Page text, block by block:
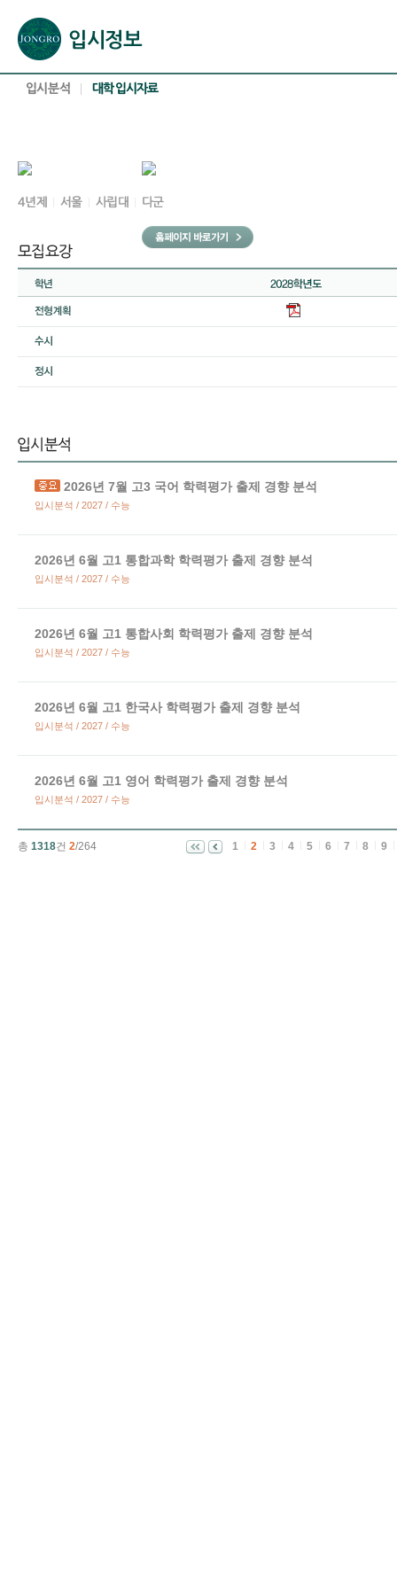
2026년 7월 고3 국어 학력평가 출제 경향 분석
입시분석 / 2027 / 수능
2026년 6월 고1 통합과학 학력평가 출제 경향 분석
입시분석 / 2027 / 수능
2026년 6월 고1 통합사회 학력평가 출제 경향 분석
입시분석 / 2027 / 수능
2026년 6월 고1 한국사 학력평가 출제 경향 분석
입시분석 / 2027 / 수능
2026년 6월 고1 영어 학력평가 출제 경향 분석
입시분석 / 2027 / 수능
총 1318건 2/264 1 2 3 4 5 6 7 8 9